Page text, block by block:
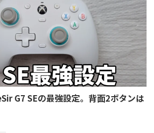
G7 SEの最強設定。背面2ボタンは